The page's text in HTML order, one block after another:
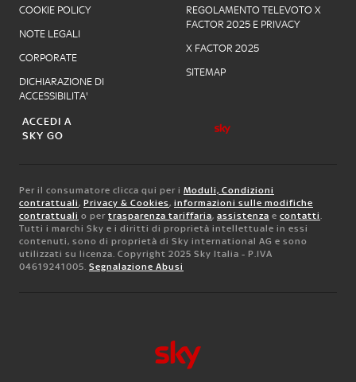
COOKIE POLICY
NOTE LEGALI
CORPORATE
DICHIARAZIONE DI
ACCESSIBILITA'
REGOLAMENTO TELEVOTO X
FACTOR 2025 E PRIVACY
X FACTOR 2025
SITEMAP
ACCEDI A
SKY GO
Per il consumatore clicca qui per i Moduli, Condizioni
contrattuali, Privacy & Cookies, informazioni sulle modifiche
contrattuali o per trasparenza tariffaria, assistenza e contatti.
Tutti i marchi Sky e i diritti di proprietà intellettuale in essi
contenuti, sono di proprietà di Sky international AG e sono
utilizzati su licenza. Copyright 2025 Sky Italia - P.IVA
04619241005. Segnalazione Abusi